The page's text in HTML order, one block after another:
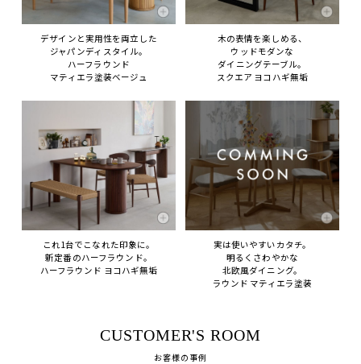
デザインと実用性を両立した
ジャパンディスタイル。
ハーフラウンド
マティエラ塗装ベージュ
木の表情を楽しめる、
ウッドモダンな
ダイニングテーブル。
スクエア ヨコハギ無垢
これ1台でこなれた印象に。
新定番のハーフラウンド。
ハーフラウンド ヨコハギ無垢
実は使いやすいカタチ。
明るくさわやかな
北欧風ダイニング。
ラウンド マティエラ塗装
CUSTOMER'S ROOM
お客様の事例